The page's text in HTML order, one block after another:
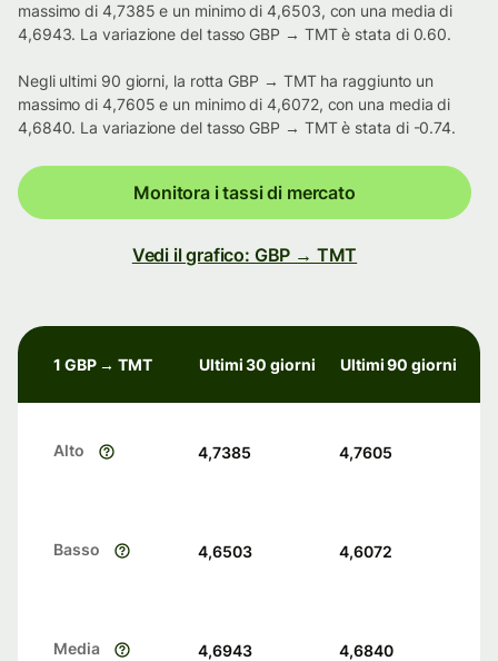
massimo di 4,7385 e un minimo di 4,6503, con una media di
4,6943. La variazione del tasso GBP → TMT è stata di 0.60.
Negli ultimi 90 giorni, la rotta GBP → TMT ha raggiunto un
massimo di 4,7605 e un minimo di 4,6072, con una media di
4,6840. La variazione del tasso GBP → TMT è stata di -0.74.
Monitora i tassi di mercato
Vedi il grafico: GBP → TMT
1 GBP → TMT Ultimi 30 giorni Ultimi 90 giorni
Alto 4,7385 4,7605
Basso 4,6503 4,6072
Media 4,6943 4,6840